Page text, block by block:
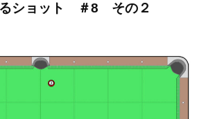
るショット ＃8 その２